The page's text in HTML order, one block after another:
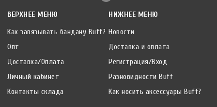
ВЕРХНЕЕ МЕНЮ
Как завязывать бандану Buff?
Опт
Доставка/Оплата
Личный кабинет
Контакты склада
НИЖНЕЕ МЕНЮ
Новости
Доставка и оплата
Регистрация/Вход
Разновидности Buff
Как носить аксессуары Buff?